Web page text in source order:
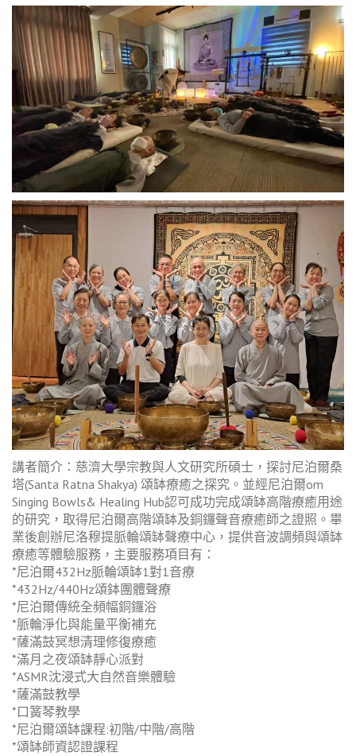
講者簡介：慈濟大學宗教與人文研究所碩士，探討尼泊爾桑
塔(Santa Ratna Shakya) 頌缽療癒之探究。並經尼泊爾om
Singing Bowls& Healing Hub認可成功完成頌缽高階療癒用途
的研究，取得尼泊爾高階頌缽及銅鑼聲音療癒師之證照。畢
業後創辦尼洛穆提脈輪頌缽聲療中心，提供音波調頻與頌缽
療癒等體驗服務，主要服務項目有：
*尼泊爾432Hz脈輪頌缽1對1音療
*432Hz/440Hz頌鉢團體聲療
*尼泊爾傳統全頻幅銅鑼浴
*脈輪淨化與能量平衡補充
*薩滿鼓冥想清理修復療癒
*滿月之夜頌缽靜心派對
*ASMR沈浸式大自然音樂體驗
*薩滿鼓教學
*口簧琴教學
*尼泊爾頌缽課程:初階/中階/高階
*頌缽師資認證課程